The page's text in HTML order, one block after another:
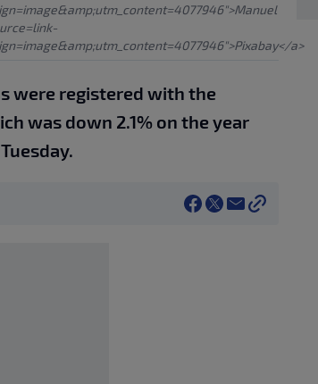
a>
were registered with the
was down 2.1% on the year